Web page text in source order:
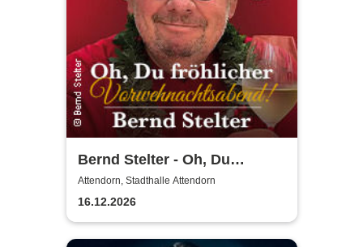
Bernd Stelter - Oh, Du
fröhlicher
Vorweihnachtsabend! 2026
Attendorn, Stadthalle Attendorn
16.12.2026